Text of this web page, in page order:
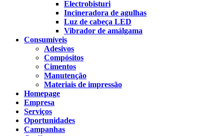
Electrobisturi
Incineradora de agulhas
Luz de cabeça LED
Vibrador de amálgama
Consumíveis
Adesivos
Compósitos
Cimentos
Manutenção
Materiais de impressão
Homepage
Empresa
Serviços
Oportunidades
Campanhas